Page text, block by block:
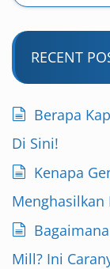
RECENT
Berapa
Di Sini!
Kenapa
Menghasilkan
Mill? Ini